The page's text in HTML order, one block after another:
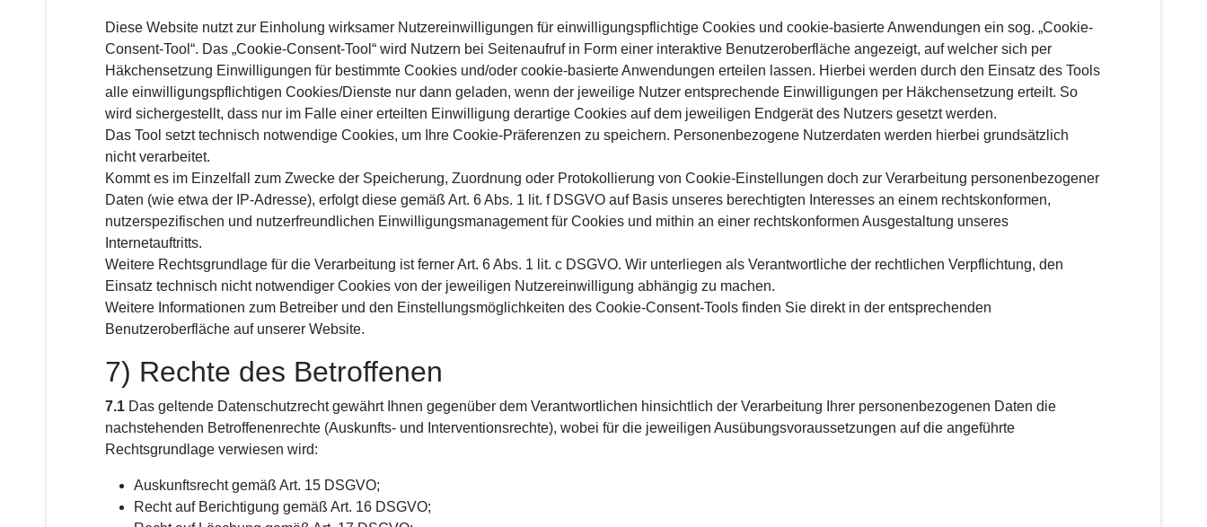
Diese Website nutzt zur Einholung wirksamer Nutzereinwilligungen für einwilligungspflichtige Cookies und cookie-basierte Anwendungen ein sog. „Cookie-
Consent-Tool“. Das „Cookie-Consent-Tool“ wird Nutzern bei Seitenaufruf in Form einer interaktive Benutzeroberfläche angezeigt, auf welcher sich per
Häkchensetzung Einwilligungen für bestimmte Cookies und/oder cookie-basierte Anwendungen erteilen lassen. Hierbei werden durch den Einsatz des Tools
alle einwilligungspflichtigen Cookies/Dienste nur dann geladen, wenn der jeweilige Nutzer entsprechende Einwilligungen per Häkchensetzung erteilt. So
wird sichergestellt, dass nur im Falle einer erteilten Einwilligung derartige Cookies auf dem jeweiligen Endgerät des Nutzers gesetzt werden.
Das Tool setzt technisch notwendige Cookies, um Ihre Cookie-Präferenzen zu speichern. Personenbezogene Nutzerdaten werden hierbei grundsätzlich
nicht verarbeitet.
Kommt es im Einzelfall zum Zwecke der Speicherung, Zuordnung oder Protokollierung von Cookie-Einstellungen doch zur Verarbeitung personenbezogener
Daten (wie etwa der IP-Adresse), erfolgt diese gemäß Art. 6 Abs. 1 lit. f DSGVO auf Basis unseres berechtigten Interesses an einem rechtskonformen,
nutzerspezifischen und nutzerfreundlichen Einwilligungsmanagement für Cookies und mithin an einer rechtskonformen Ausgestaltung unseres
Internetauftritts.
Weitere Rechtsgrundlage für die Verarbeitung ist ferner Art. 6 Abs. 1 lit. c DSGVO. Wir unterliegen als Verantwortliche der rechtlichen Verpflichtung, den
Einsatz technisch nicht notwendiger Cookies von der jeweiligen Nutzereinwilligung abhängig zu machen.
Weitere Informationen zum Betreiber und den Einstellungsmöglichkeiten des Cookie-Consent-Tools finden Sie direkt in der entsprechenden
Benutzeroberfläche auf unserer Website.
7) Rechte des Betroffenen
7.1 Das geltende Datenschutzrecht gewährt Ihnen gegenüber dem Verantwortlichen hinsichtlich der Verarbeitung Ihrer personenbezogenen Daten die
nachstehenden Betroffenenrechte (Auskunfts- und Interventionsrechte), wobei für die jeweiligen Ausübungsvoraussetzungen auf die angeführte
Rechtsgrundlage verwiesen wird:
Auskunftsrecht gemäß Art. 15 DSGVO;
Recht auf Berichtigung gemäß Art. 16 DSGVO;